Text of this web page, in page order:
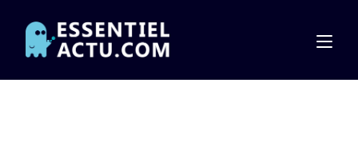
content